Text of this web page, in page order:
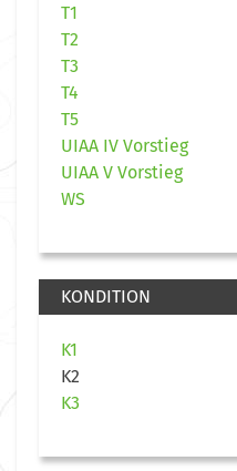
T1
T2
T3
T4
T5
UIAA IV Vorstieg
UIAA V Vorstieg
WS
KONDITION
K1
K2
K3